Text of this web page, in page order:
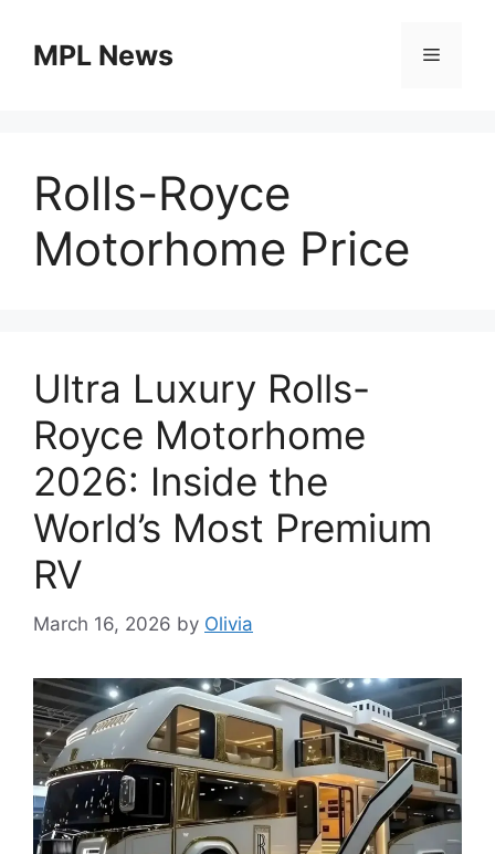
contentMPL News Menu
Rolls-Royce
Motorhome Price
Ultra Luxury Rolls-
Royce Motorhome
2026: Inside the
World’s Most Premium
RV
March 16, 2026 by Olivia